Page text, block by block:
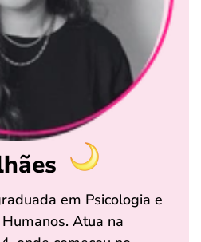
em Psicologia e
Atua na